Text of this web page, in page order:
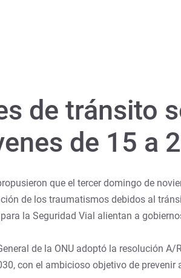
de tránsito
de 15 a
que el tercer domingo de
de los traumatismos debidos al
la Seguridad Vial alientan a
de la ONU adoptó la resolución
con el ambicioso objetivo de